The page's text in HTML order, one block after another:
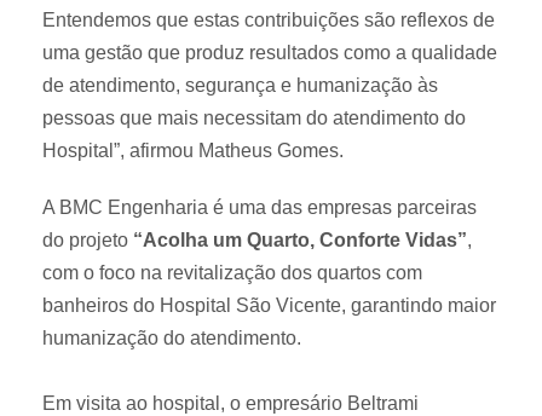
Entendemos que estas contribuições são reflexos de
uma gestão que produz resultados como a qualidade
de atendimento, segurança e humanização às
pessoas que mais necessitam do atendimento do
Hospital”, afirmou Matheus Gomes.
A BMC Engenharia é uma das empresas parceiras
do projeto “Acolha um Quarto, Conforte Vidas”,
com o foco na revitalização dos quartos com
banheiros do Hospital São Vicente, garantindo maior
humanização do atendimento.
Em visita ao hospital, o empresário Beltrami